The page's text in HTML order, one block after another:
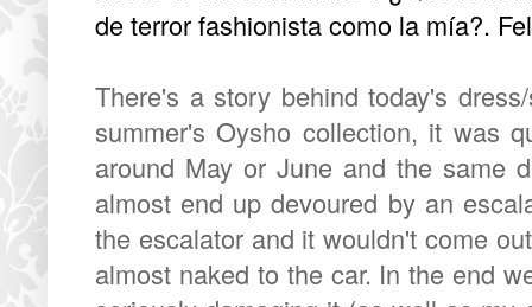
de terror fashionista como la mía?.
There's a story behind today's
summer's Oysho collection, it was
around May or June and the same
almost end up devoured by an
the escalator and it wouldn't come
almost naked to the car. In the end